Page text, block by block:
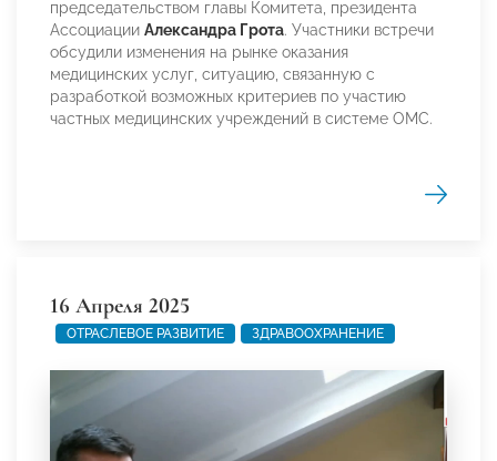
председательством главы Комитета, президента
Ассоциации Александра Грота. Участники встречи
обсудили изменения на рынке оказания
медицинских услуг, ситуацию, связанную с
разработкой возможных критериев по участию
частных медицинских учреждений в системе ОМС.
16 Апреля 2025
ОТРАСЛЕВОЕ РАЗВИТИЕ ЗДРАВООХРАНЕНИЕ